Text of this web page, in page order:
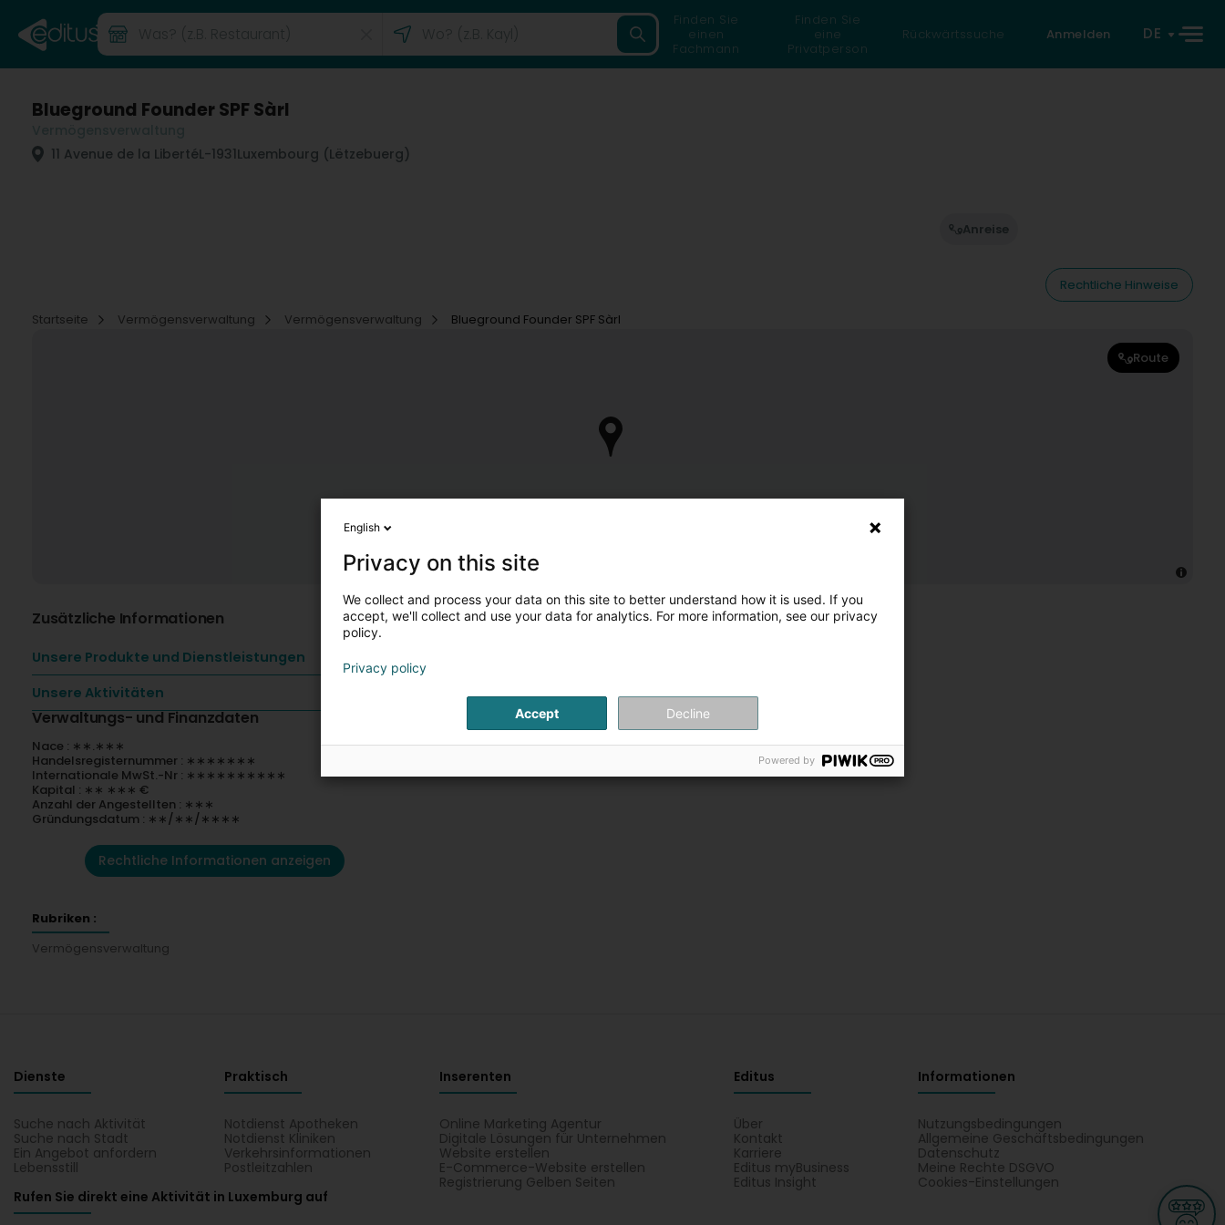
Finden Sie
einen
Fachmann
Finden Sie
eine
Privatperson
Rückwärtssuche Anmelden DE
Blueground Founder SPF Sàrl
11 Avenue de la LibertéL-1931Luxembourg (Lëtzebuerg)
Anreise
Rechtliche Hinweise
Startseite
Vermögensverwaltung Vermögensverwaltung Blueground Founder SPF Sàrl
Route
Zusätzliche Informationen
Unsere Produkte und Dienstleistungen
Unsere Aktivitäten
Verwaltungs- und Finanzdaten
Nace : ∗∗.∗∗∗
Handelsregisternummer : ∗∗∗∗∗∗∗
Internationale MwSt.-Nr : ∗∗∗∗∗∗∗∗∗∗
Kapital : ∗∗ ∗∗∗ €
Anzahl der Angestellten : ∗∗∗
Gründungsdatum : ∗∗/∗∗/∗∗∗∗
Rechtliche Informationen anzeigen
Rubriken :
Vermögensverwaltung
Dienste
Suche nach Aktivität
Suche nach Stadt
Ein Angebot anfordern
Lebensstill
Praktisch
Notdienst Apotheken
Notdienst Kliniken
Verkehrsinformationen
Postleitzahlen
Inserenten
Online Marketing Agentur
Digitale Lösungen für Unternehmen
Website erstellen
E-Commerce-Website erstellen
Registrierung Gelben Seiten
Editus
Über
Kontakt
Karriere
Editus myBusiness
Editus Insight
Informationen
Nutzungsbedingungen
Allgemeine Geschäftsbedingungen
Datenschutz
Meine Rechte DSGVO
Cookies-Einstellungen
Rufen Sie direkt eine Aktivität in Luxemburg auf
English
Privacy on this site
We collect and process your data on this site to better understand how it is used. If you
accept, we'll collect and use your data for analytics. For more information, see our privacy
policy.
Privacy policy
Accept Decline
Powered by